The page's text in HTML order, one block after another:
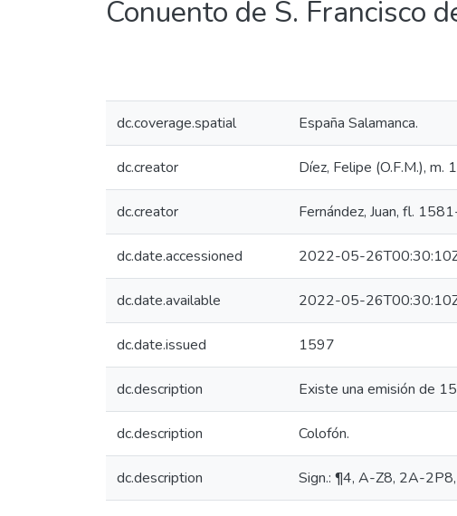
Conuento de S. Francisco
dc.coverage.spatial España Salamanca.
dc.creator Díez, Felipe (O.F.M.), m.
dc.creator Fernández, Juan, fl.
dc.date.accessioned 2022-05-
dc.date.available 2022-05-
dc.date.issued 1597
dc.description Existe una emisión de
dc.description Colofón.
dc.description Sign.: ¶4, A-Z8, 2A-